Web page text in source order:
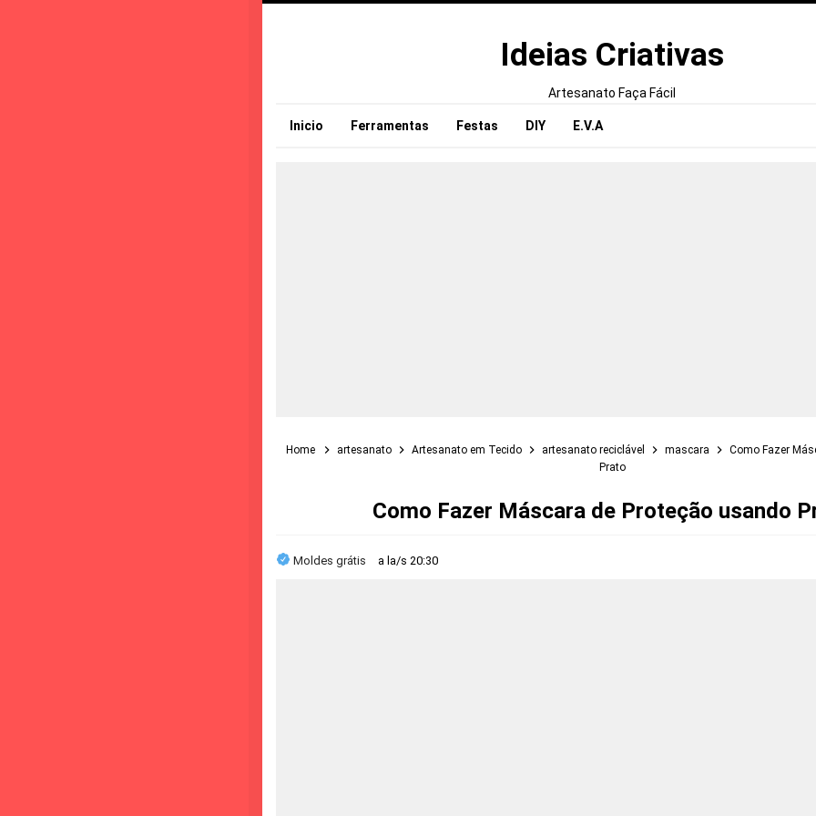
Ideias Criativas
Artesanato Faça Fácil
Inicio Ferramentas Festas DIY E.V.A
Home artesanato Artesanato em Tecido artesanato reciclável mascara
Como Fazer
Prato
Como Fazer Máscara de Proteção usando
Moldes grátis a la/s 20:30